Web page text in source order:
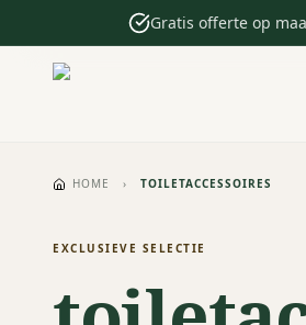
Gratis offerte op
HOME › TOILETACCESSOIRES
EXCLUSIEVE SELECTIE